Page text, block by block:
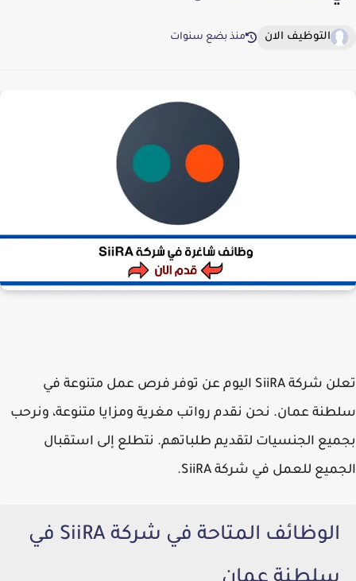
التوظيف الان منذ بضع سنوات
تعلن شركة SiiRA
اليوم عن توفر فرص عمل متنوعة في
سلطنة عمان. نحن نقدم رواتب مغرية ومزايا متنوعة، ونرحب
بجميع الجنسيات لتقديم طلباتهم. نتطلع إلى استقبال
الجميع للعمل في شركة SiiRA .
الوظائف المتاحة في شركة SiiRA في